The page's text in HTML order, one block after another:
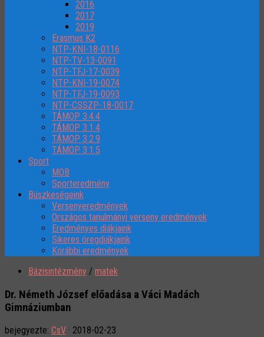
2016
2017
2019
Erasmus K2
NTP-KNI-18-0116
NTP-TV-13-0091
NTP-TFJ-17-0039
NTP-KNI-19-0074
NTP-TFJ-19-0093
NTP-CSSZP-18-0017
TÁMOP 3.4.4
TÁMOP 3.1.4
TÁMOP 3.2.9
TÁMOP 3.1.5
Sport
MOB
Sporteredmény
Büszkeségeink
Versenyeredmények
Országos tanulmányi verseny eredmények
Eredményes diákjaink
Sikeres öregdiákjaink
Korábbi eredmények
Bázisintézmény / matek
Dr. Németh József előadása a Váci Madách
Gimnáziumban
bejegyezte: CsV · 2018-02-23